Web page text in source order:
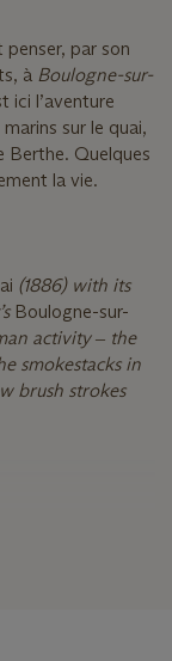
par son
à Boulogne-sur-
ici l’aventure
sur le quai,
Berthe. Quelques
la vie.
(1886) with its
Boulogne-sur-
activity ‒ the
smokestacks in
brush strokes
aux effets